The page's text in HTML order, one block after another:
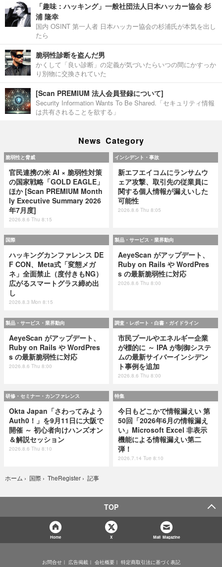
「趣味：ハッキング」一般社団法人日本ハッカー協会 杉
浦 隆幸
国内 OSINT 第一人者 日本ハッカー協会の杉浦氏が本気を出し
たら
脆弱性診断を盗んだ男
かくして「良い診断」の定義が気づいたらいつの間にかすっか
り別物に交換されていた
[Scan PREMIUM 法人会員登録について]
Security Information Wants To Be Shared.「セキュリティ情報
は共有されることを欲する」
News Category
脆弱性と脅威
官民連携の米 AI × 脆弱性対策
の国家戦略「GOLD EAGLE」
ほか [Scan PREMIUM Month
ly Executive Summary 2026
年7月度]
2026.8.6 Thu 8:15
インシデント・事故
新エフエイコムにランサムウ
ェア攻撃、取引先の従業員に
関する個人情報が漏えいした
可能性
2026.8.6 Thu 8:05
国際
ハッキングカンファレンス DE
F CON、Meta式「変態メガ
ネ」全面禁止（度付きもNG）
広がるスマートグラス締め出
し
2026.8.3 Mon 8:15
製品・サービス・業界動向
AeyeScan がアップデート、
Ruby on Rails や WordPres
s の最新脆弱性に対応
2026.8.6 Thu 8:00
製品・サービス・業界動向
AeyeScan がアップデート、
Ruby on Rails や WordPres
s の最新脆弱性に対応
2026.8.6 Thu 8:00
調査・レポート・白書・ガイドライン
市民プールやエネルギー企業
が標的に ～ IPA が制御システ
ムの最新サイバーインシデン
ト事例を追加
2026.8.6 Thu 8:00
研修・セミナー・カンファレンス
Okta Japan「さわってみよう
Auth0！」を9月11日に大阪で
開催 ～ 初心者向けハンズオン
＆解説セッション
2026.8.6 Thu 8:10
特集
今日もどこかで情報漏えい 第
50回「2026年6月の情報漏え
い」Microsoft Excel 非表示
機能による情報漏えい第二
弾！
2026.7.14 Tue 8:10
ホーム › 国際 › TheRegister › 記事
TOP
Home X Mail Magazine
お問合せ 広告掲載 会社概要 特定商取引法に基づく表記